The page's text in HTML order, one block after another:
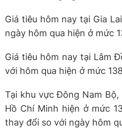
Giá tiêu hôm nay tại Gia
ngày hôm qua hiện ở mức
Giá tiêu hôm nay tại Lâm
với hôm qua hiện ở mức
Tại khu vực Đông Nam
Hồ Chí Minh hiện ở mức
thay đổi so với ngày hôm